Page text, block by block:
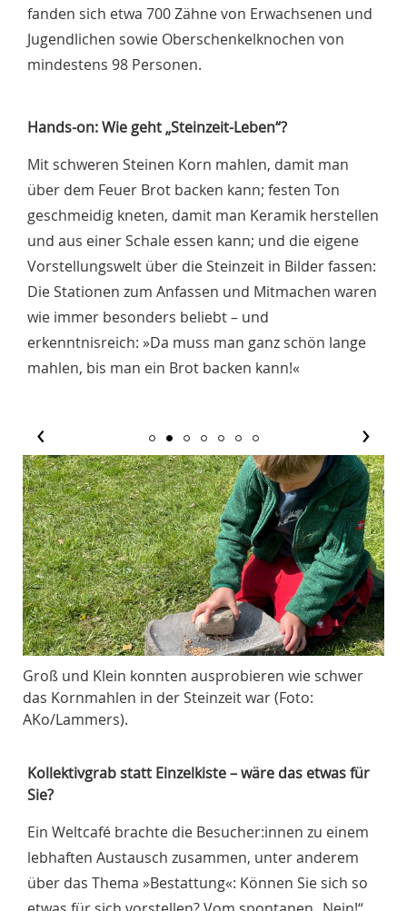
fanden sich etwa 700 Zähne von Erwachsenen und
Jugendlichen sowie Oberschenkelknochen von
mindestens 98 Personen.
Hands-on: Wie geht „Steinzeit-Leben“?
Mit schweren Steinen Korn mahlen, damit man
über dem Feuer Brot backen kann; festen Ton
geschmeidig kneten, damit man Keramik herstellen
und aus einer Schale essen kann; und die eigene
Vorstellungswelt über die Steinzeit in Bilder fassen:
Die Stationen zum Anfassen und Mitmachen waren
wie immer besonders beliebt – und
erkenntnisreich: »Da muss man ganz schön lange
mahlen, bis man ein Brot backen kann!«
Groß und Klein konnten ausprobieren wie schwer
das Kornmahlen in der Steinzeit war (Foto:
AKo/Lammers).
‹ ›
Kollektivgrab statt Einzelkiste – wäre das etwas für
Sie?
Ein Weltcafé brachte die Besucher:innen zu einem
lebhaften Austausch zusammen, unter anderem
über das Thema »Bestattung«: Können Sie sich so